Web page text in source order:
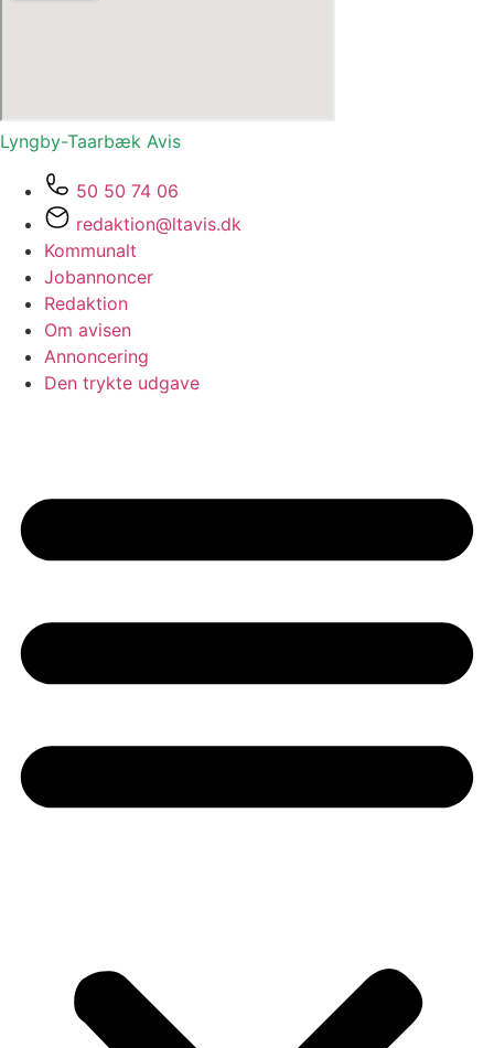
Lyngby-Taarbæk Avis
50 50 74 06
redaktion@ltavis.dk
Kommunalt
Jobannoncer
Redaktion
Om avisen
Annoncering
Den trykte udgave